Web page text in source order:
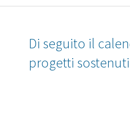
Di seguito il
progetti